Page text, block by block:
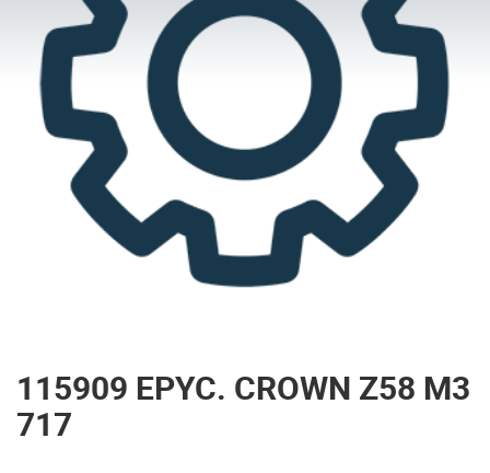
115909 EPYC. CROWN Z58 M3
717